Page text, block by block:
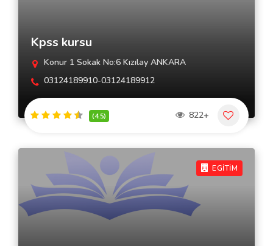
Kpss kursu
Konur 1 Sokak No:6 Kızılay ANKARA
03124189910-03124189912
(4.5) 822+
EGİTİM